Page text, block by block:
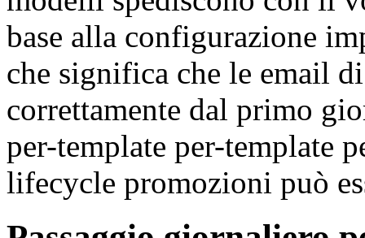
base alla configurazione
che significa che le email
correttamente dal primo
per-template per-template
lifecycle promozioni può